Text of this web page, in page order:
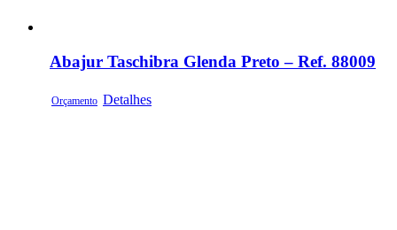
Abajur Taschibra Glenda Preto – Ref. 88009
Orçamento Detalhes